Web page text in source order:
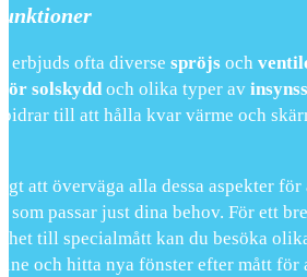
erbjuds ofta diverse spröjs och
solskyddoch olika typer av
till att hålla kvar värme och
att överväga alla dessa aspekter
som passar just dina behov. För ett
till specialmått kan du besöka
och hitta nya fönster efter mått för